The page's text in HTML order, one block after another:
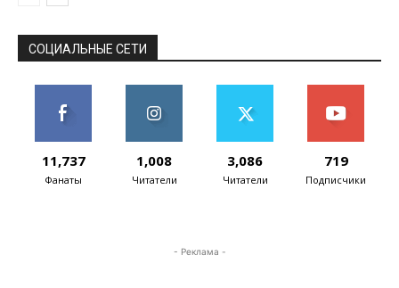
СОЦИАЛЬНЫЕ СЕТИ
11,737
Фанаты
1,008
Читатели
3,086
Читатели
719
Подписчики
- Реклама -